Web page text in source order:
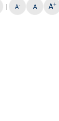
| A- A A+